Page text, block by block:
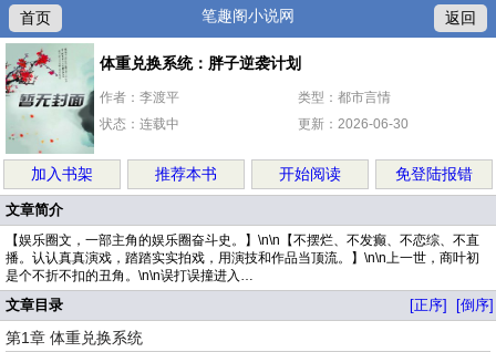
首页 笔趣阁小说网 返回
体重兑换系统：胖子逆袭计划
作者：李渡平
类型：都市言情
状态：连载中
更新：2026-06-30
加入书架 推荐本书 开始阅读 免登陆报错
文章简介
【娱乐圈文，一部主角的娱乐圈奋斗史。】\n\n【不摆烂、不发癫、不恋综、不直
播。认认真真演戏，踏踏实实拍戏，用演技和作品当顶流。】\n\n上一世，商叶初
是个不折不扣的丑角。\n\n误打误撞进入…
文章目录 [正序] [倒序]
第1章 体重兑换系统